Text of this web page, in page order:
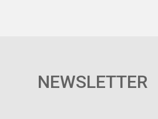
NEWSLETTER